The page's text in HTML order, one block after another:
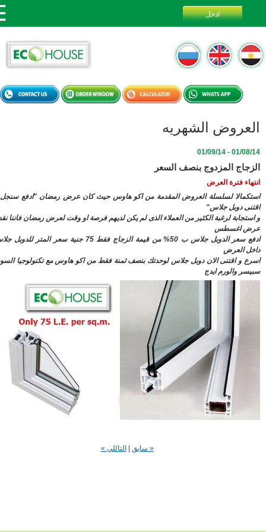
الشهريه
01/08/14 -
المزدوج بنصف السعر
فترة العرض
لسلسلة العروض المقدمة من اكو هاوس حيث كان عرض رمضان "ادفع سنجل و
دوبل جلاس"
لرغبة الكثير من العملاء الذى لم يكن لديهم فرصة او وقت لعرض رمضان فاننا نقدم
اغسطس
ادفع سعر الدوبل جلاس ب 50% من قيمة الزجاج فقط 75 جنية سعر المتر للدوبل جلاس
العرض
و اقتنى الان دوبل جلاس لوحدتك بنصف ثمنة فقط من اكو هاوس مع تكنولوجيا السوبر
والورم ايدج
« سابق |التاللي »